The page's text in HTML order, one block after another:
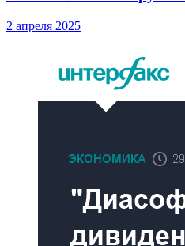
2 апреля 2025